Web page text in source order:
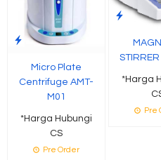
Micro Plate
Centrifuge AMT-
M01
*Harga Hubungi
CS
Pre Order
*Harga
Pre